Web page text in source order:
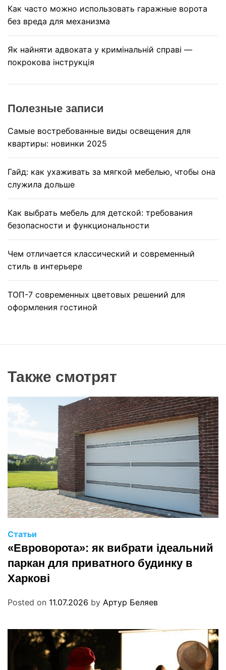
Как часто можно использовать гаражные ворота
без вреда для механизма
Як найняти адвоката у кримінальній справі —
покрокова інструкція
Полезные записи
Самые востребованные виды освещения для
квартиры: новинки 2025
Гайд: как ухаживать за мягкой мебелью, чтобы она
служила дольше
Как выбрать мебель для детской: требования
безопасности и функциональности
Чем отличается классический и современный
стиль в интерьере
ТОП-7 современных цветовых решений для
оформления гостиной
Также смотрят
Статьи
«Евроворота»: як вибрати ідеальний
паркан для приватного будинку в
Харкові
Posted on 11.07.2026 by Артур Беляев